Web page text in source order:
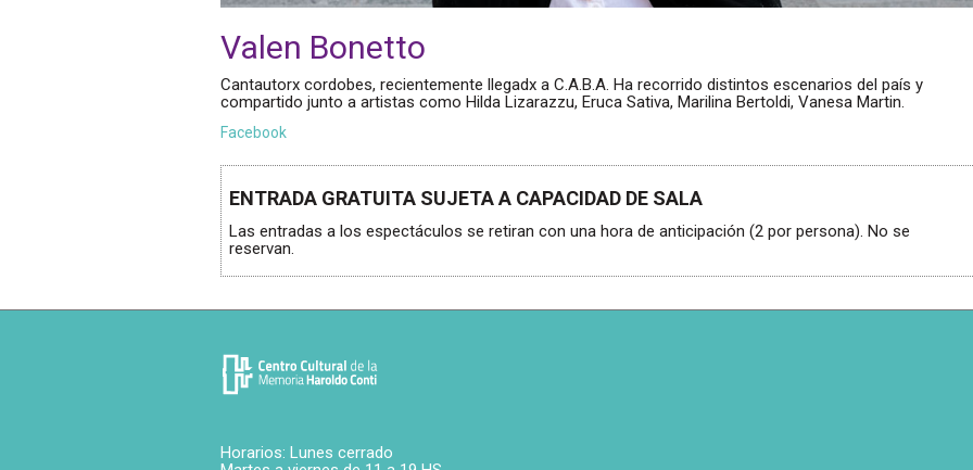
Valen Bonetto
Cantautorx cordobes, recientemente llegadx a C.A.B.A. Ha recorrido distintos escenarios del país y
compartido junto a artistas como Hilda Lizarazzu, Eruca Sativa, Marilina Bertoldi, Vanesa Martin.
Facebook
ENTRADA GRATUITA SUJETA A CAPACIDAD DE SALA
Las entradas a los espectáculos se retiran con una hora de anticipación (2 por persona). No se
reservan.
Horarios: Lunes cerrado